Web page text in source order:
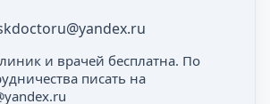
и врачей бесплатна. По
писать на